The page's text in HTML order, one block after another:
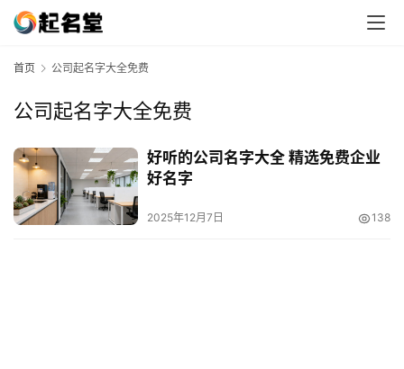
首页 公司起名字大全免费
公司起名字大全免费
好听的公司名字大全 精选免费企业
好名字
2025年12月7日 138